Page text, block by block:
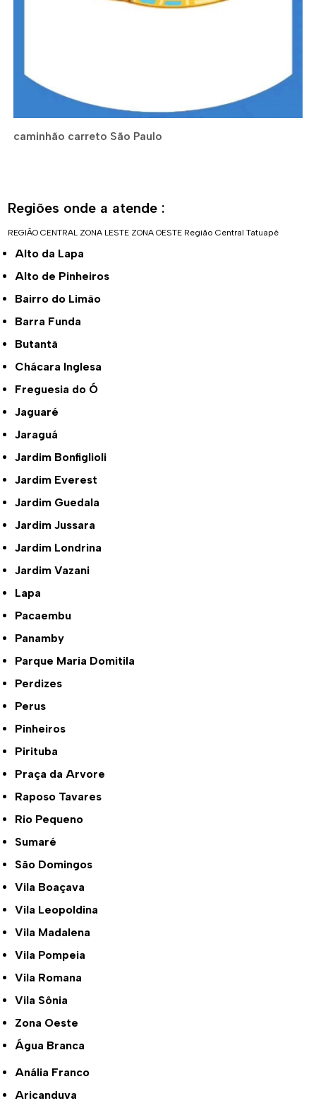
caminhão carreto São Paulo
Regiões onde a atende :
REGIÃO CENTRAL ZONA LESTE ZONA OESTE Região Central Tatuapé
Alto da Lapa
Alto de Pinheiros
Bairro do Limão
Barra Funda
Butantã
Chácara Inglesa
Freguesia do Ó
Jaguaré
Jaraguá
Jardim Bonfiglioli
Jardim Everest
Jardim Guedala
Jardim Jussara
Jardim Londrina
Jardim Vazani
Lapa
Pacaembu
Panamby
Parque Maria Domitila
Perdizes
Perus
Pinheiros
Pirituba
Praça da Arvore
Raposo Tavares
Rio Pequeno
Sumaré
São Domingos
Vila Boaçava
Vila Leopoldina
Vila Madalena
Vila Pompeia
Vila Romana
Vila Sônia
Zona Oeste
Água Branca
Anália Franco
Aricanduva